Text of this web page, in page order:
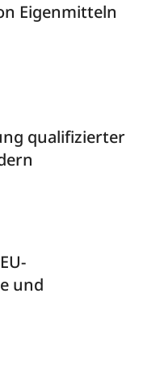
Eigenmitteln
qualifizierter
und